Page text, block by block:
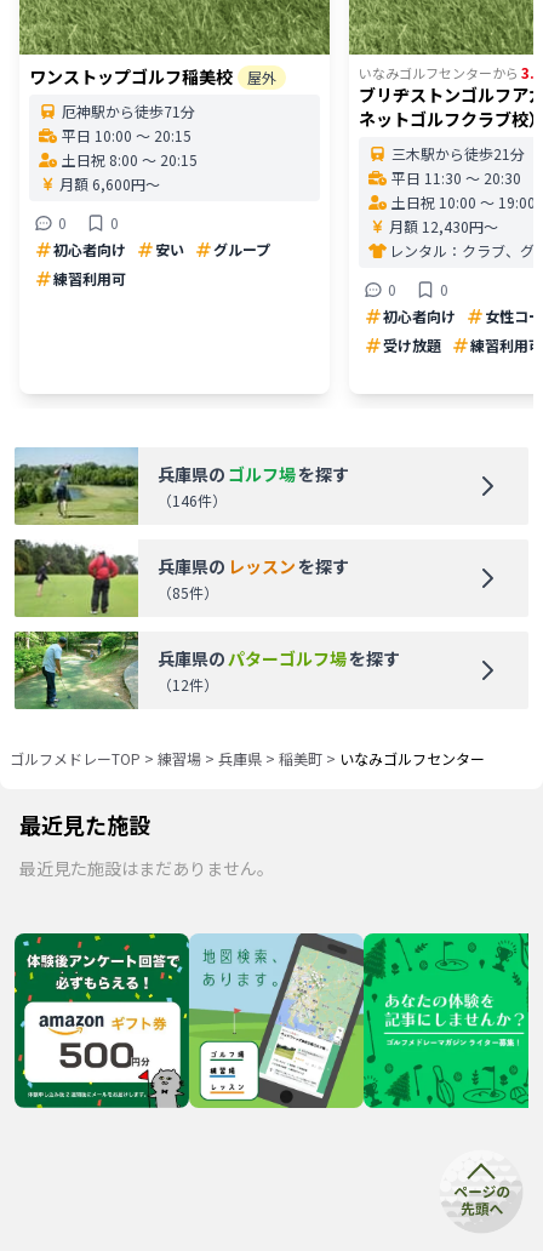
ワンストップゴルフ稲美校
屋外
厄神駅から徒歩71分
平日 10:00 〜 20:15
土日祝 8:00 〜 20:15
月額 6,600円〜
0
0
初心者向け
安い
グループ
練習利用可
いなみゴルフセンターから
ブリヂストンゴルフア
ネットゴルフクラブ校
三木駅から徒歩21分
平日 11:30 〜 20:30
土日祝 10:00 〜 19:00
月額 12,430円〜
レンタル： クラブ、グ
0
0
初心者向け
女性コ
受け放題
練習利用可
兵庫県の ゴルフ場を探す
（146件）
兵庫県の レッスンを探す
（85件）
兵庫県のパターゴルフ場を探す
（12件）
ゴルフメドレーTOP > 練習場 > 兵庫県 > 稲美町 > いなみゴルフセンター
最近見た施設
最近見た施設はまだありません。